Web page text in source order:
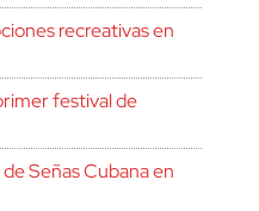
recreativas en
festival de
Señas Cubana en